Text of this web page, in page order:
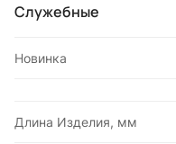
Служебные
Новинка
Длина Изделия, мм